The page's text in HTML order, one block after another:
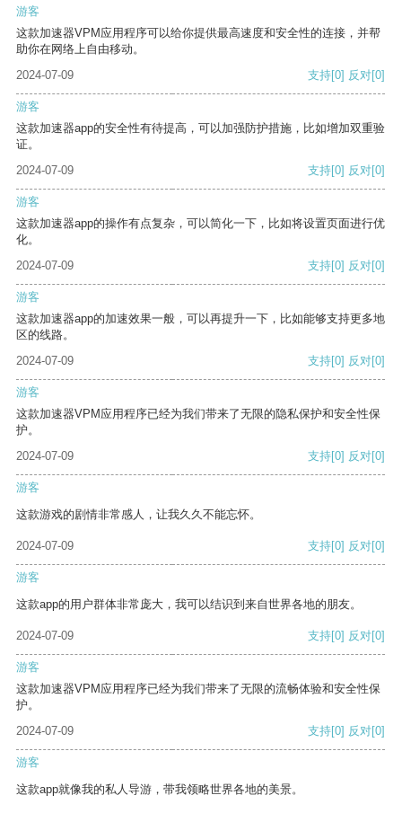
游客
这款加速器VPM应用程序可以给你提供最高速度和安全性的连接，并帮
助你在网络上自由移动。
2024-07-09
支持[0] 反对[0]
游客
这款加速器app的安全性有待提高，可以加强防护措施，比如增加双重验
证。
2024-07-09
支持[0] 反对[0]
游客
这款加速器app的操作有点复杂，可以简化一下，比如将设置页面进行优
化。
2024-07-09
支持[0] 反对[0]
游客
这款加速器app的加速效果一般，可以再提升一下，比如能够支持更多地
区的线路。
2024-07-09
支持[0] 反对[0]
游客
这款加速器VPM应用程序已经为我们带来了无限的隐私保护和安全性保
护。
2024-07-09
支持[0] 反对[0]
游客
这款游戏的剧情非常感人，让我久久不能忘怀。
2024-07-09 支持[0] 反对[0]
游客
这款app的用户群体非常庞大，我可以结识到来自世界各地的朋友。
2024-07-09 支持[0] 反对[0]
游客
这款加速器VPM应用程序已经为我们带来了无限的流畅体验和安全性保
护。
2024-07-09
支持[0] 反对[0]
游客
这款app就像我的私人导游，带我领略世界各地的美景。